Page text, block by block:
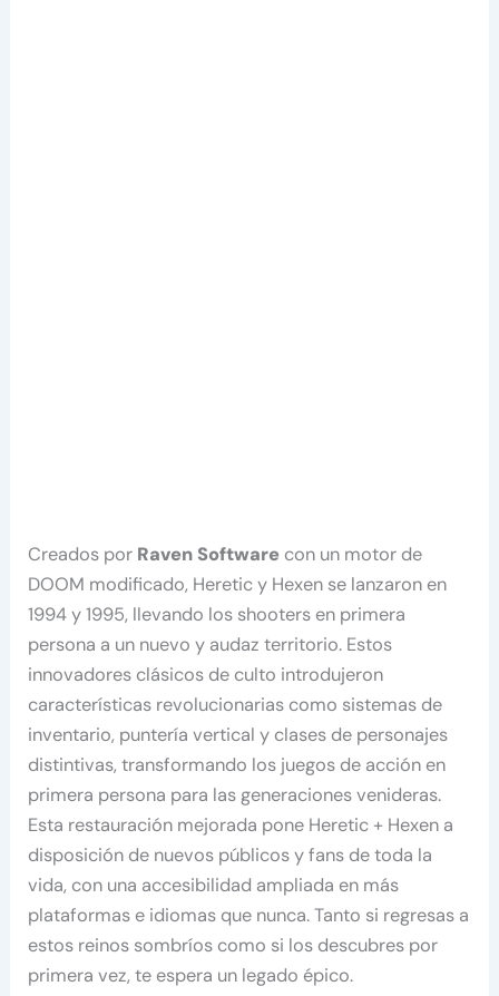
Creados por Raven Software con un motor de
DOOM modificado, Heretic y Hexen se lanzaron en
1994 y 1995, llevando los shooters en primera
persona a un nuevo y audaz territorio. Estos
innovadores clásicos de culto introdujeron
características revolucionarias como sistemas de
inventario, puntería vertical y clases de personajes
distintivas, transformando los juegos de acción en
primera persona para las generaciones venideras.
Esta restauración mejorada pone Heretic + Hexen a
disposición de nuevos públicos y fans de toda la
vida, con una accesibilidad ampliada en más
plataformas e idiomas que nunca. Tanto si regresas a
estos reinos sombríos como si los descubres por
primera vez, te espera un legado épico.